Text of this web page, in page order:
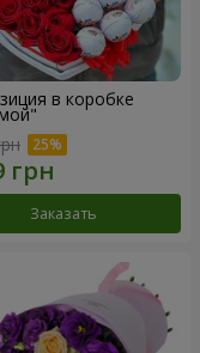
в коробке
Заказать